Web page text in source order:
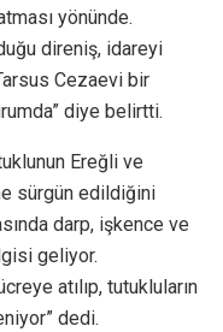
yönünde.
direniş, idareyi
Cezaevi bir
diye belirtti.
Ereğli ve
sürgün edildiğini
darp, işkence ve
geliyor.
atılıp, tutukluların
dedi.